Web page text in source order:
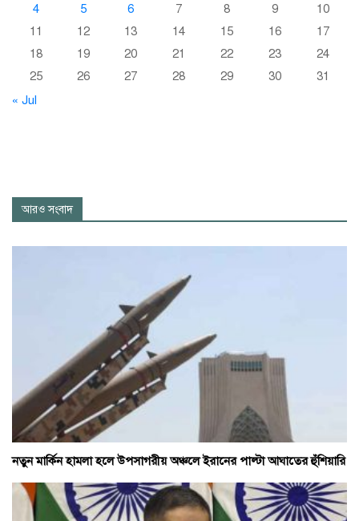
4
5 6 7 8 9
10
11
12 13 14 15 16
17
18
19 20 21 22 23
24
25
26 27 28 29 30
31
« Jul
আরও সংবাদ
নতুন মার্কিন হামলা হলে উপসাগরীয় অঞ্চলে ইরানের পাল্টা আঘাতের হুঁশিয়ারি